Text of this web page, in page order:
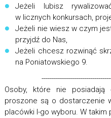
Jeżeli lubisz
w licznych konkursach,
Jeżeli nie wiesz w czym
przyjdź do Nas,
Jeżeli chcesz rozwinąć
na Poniatowskiego 9.
Osoby, które nie
proszone są o dostarczenie
placówki I-go wyboru. W takim